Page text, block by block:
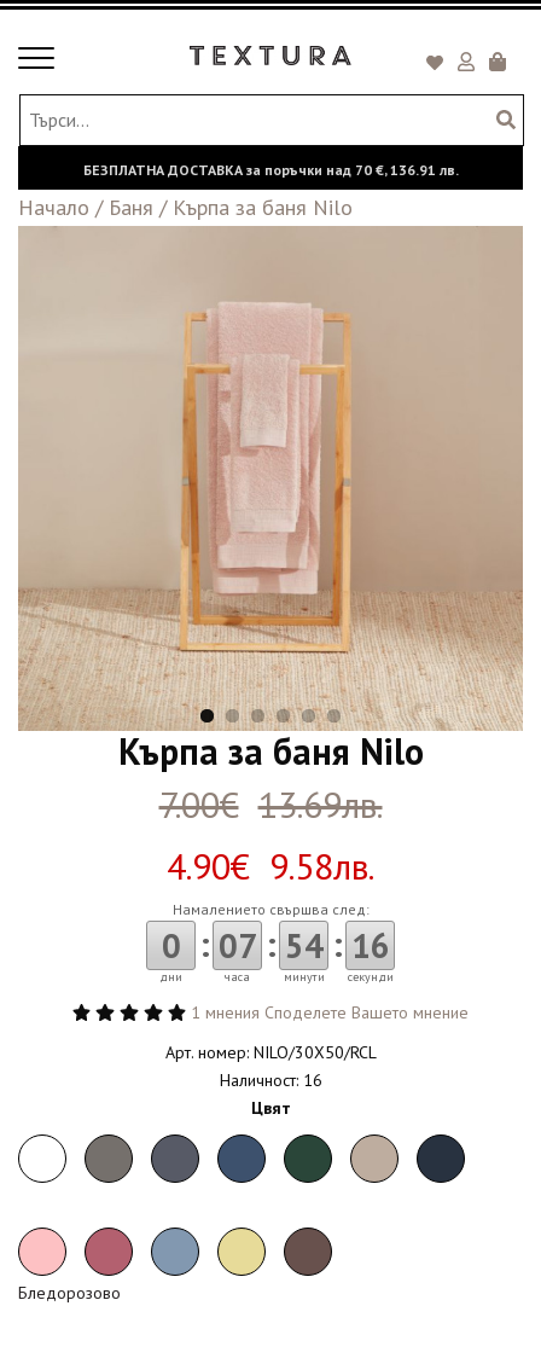
Toggle
БЕЗПЛАТНА ДОСТАВКА за поръчки над 70 €,136.91 лв.
Начало / Баня / Кърпа за баня Nilo
Кърпа за баня Nilo
7.00€ 13.69лв.
4.90€ 9.58лв.
Намалението свършва след:
0
дни
: 07
часа
: 54
минути
: 15
секунди
1 мнения Споделете Вашето мнение
Арт. номер: NILO/30X50/RCL
Наличност: 16
Цвят
Бледорозово